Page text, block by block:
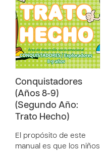
Conquistadores
(Años 8-9)
(Segundo Año:
Trato Hecho)
El propósito de este
manual es que los niños